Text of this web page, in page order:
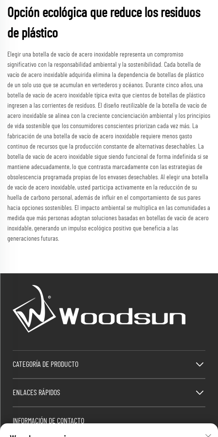
Opción ecológica que reduce los residuos
de plástico
Elegir una botella de vacío de acero inoxidable representa un compromiso
significativo con la responsabilidad ambiental y la sostenibilidad. Cada botella de
vacío de acero inoxidable adquirida elimina la dependencia de botellas de plástico
de un solo uso que se acumulan en vertederos y océanos. Durante cinco años, una
botella de vacío de acero inoxidable típica evita que cientos de botellas de plástico
ingresen a las corrientes de residuos. El diseño reutilizable de la botella de vacío de
acero inoxidable se alinea con la creciente concienciación ambiental y los principios
de vida sostenible que los consumidores conscientes priorizan cada vez más. La
fabricación de una botella de vacío de acero inoxidable requiere menos gasto
continuo de recursos que la producción constante de alternativas desechables. La
botella de vacío de acero inoxidable sigue siendo funcional de forma indefinida si se
mantiene adecuadamente, lo que contrasta marcadamente con las estrategias de
obsolescencia programada propias de los envases desechables. Al elegir una botella
de vacío de acero inoxidable, usted participa activamente en la reducción de su
huella de carbono personal, además de influir en el comportamiento de sus pares
hacia opciones sostenibles. El impacto ambiental se multiplica en las comunidades a
medida que más personas adoptan soluciones basadas en botellas de vacío de acero
inoxidable, generando un impulso ecológico positivo que beneficia a las
generaciones futuras.
CATEGORÍA DE PRODUCTO
ENLACES RÁPIDOS
INFORMACIÓN DE CONTACTO